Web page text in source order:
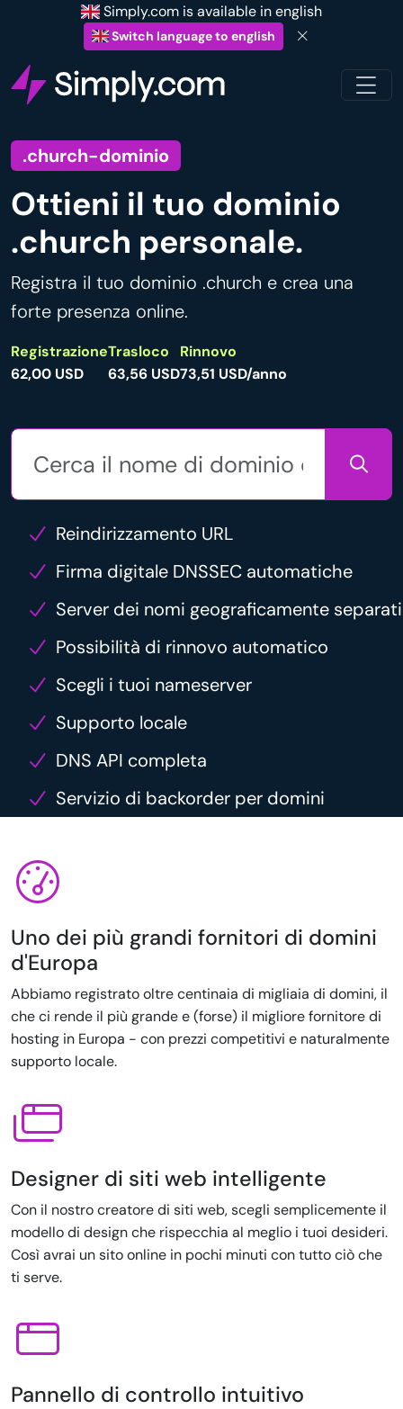
Simply.com is available in english
Switch language to english
.church-dominio
Ottieni il tuo dominio
.church personale.
Registra il tuo dominio .church e crea una
forte presenza online.
Registrazione
62,00 USD
Trasloco
63,56 USD
Rinnovo
73,51 USD/anno
Reindirizzamento URL
Firma digitale DNSSEC automatiche
Server dei nomi geograficamente separati
Possibilità di rinnovo automatico
Scegli i tuoi nameserver
Supporto locale
DNS API completa
Servizio di backorder per domini
Uno dei più grandi fornitori di domini
d'Europa
Abbiamo registrato oltre centinaia di migliaia di domini, il
che ci rende il più grande e (forse) il migliore fornitore di
hosting in Europa - con prezzi competitivi e naturalmente
supporto locale.
Designer di siti web intelligente
Con il nostro creatore di siti web, scegli semplicemente il
modello di design che rispecchia al meglio i tuoi desideri.
Così avrai un sito online in pochi minuti con tutto ciò che
ti serve.
Pannello di controllo intuitivo